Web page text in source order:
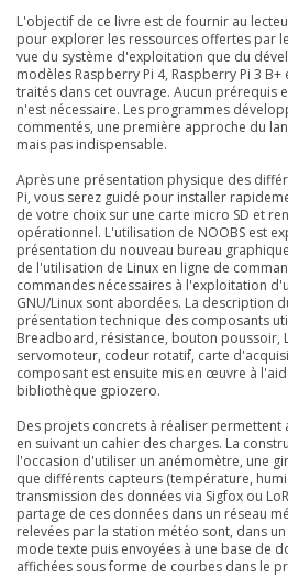
L'objectif de ce livre est de fournir au
pour explorer les ressources offertes par
vue du système d'exploitation que du
modèles Raspberry Pi 4, Raspberry Pi 3
traités dans cet ouvrage. Aucun prérequis
n'est nécessaire. Les programmes
commentés, une première approche du
mais pas indispensable.
Après une présentation physique des
Pi, vous serez guidé pour installer
de votre choix sur une carte micro SD et
opérationnel. L'utilisation de NOOBS est
présentation du nouveau bureau
de l'utilisation de Linux en ligne de
commandes nécessaires à l'exploitation
GNU/Linux sont abordées. La description
présentation technique des composants
Breadboard, résistance, bouton poussoir,
servomoteur, codeur rotatif, carte
composant est ensuite mis en œuvre à
bibliothèque gpiozero.
Des projets concrets à réaliser permettent
en suivant un cahier des charges. La
l'occasion d'utiliser un anémomètre, une
que différents capteurs (température,
transmission des données via Sigfox ou
partage de ces données dans un réseau
relevées par la station météo sont, dans
mode texte puis envoyées à une base de
affichées sous forme de courbes dans le